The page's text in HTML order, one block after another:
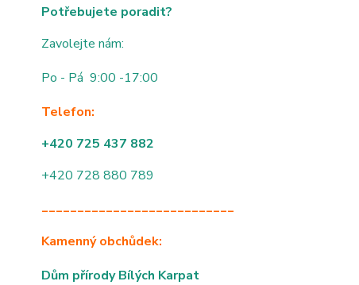
Potřebujete poradit?
Zavolejte nám:
Po - Pá 9:00 -17:00
Telefon:
+420 725 437 882
+420 728 880 789
___________________________
Kamenný obchůdek:
Dům přírody Bílých Karpat